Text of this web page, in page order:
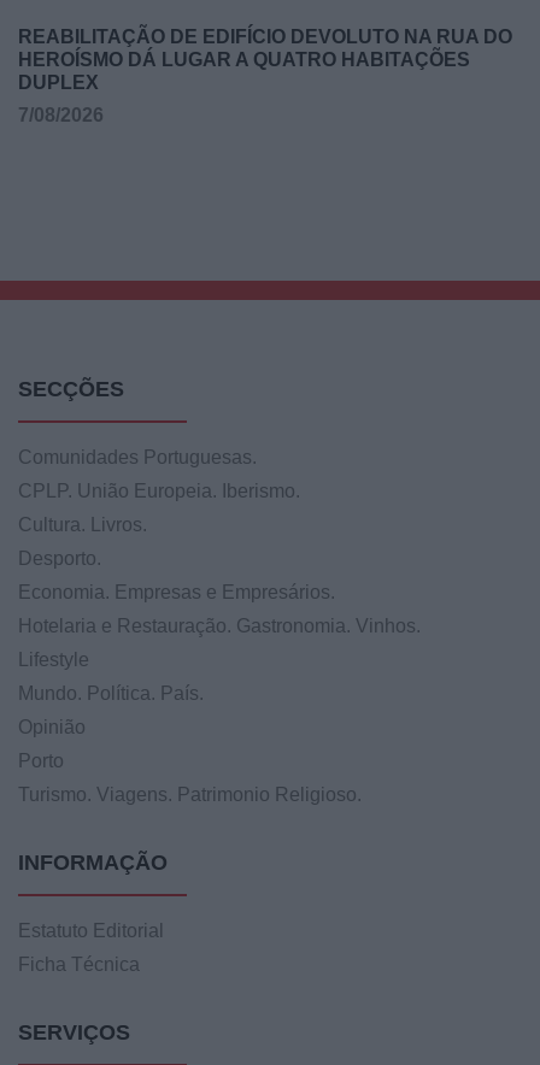
REABILITAÇÃO DE EDIFÍCIO DEVOLUTO NA RUA DO
HEROÍSMO DÁ LUGAR A QUATRO HABITAÇÕES
DUPLEX
7/08/2026
SECÇÕES
Comunidades Portuguesas.
CPLP. União Europeia. Iberismo.
Cultura. Livros.
Desporto.
Economia. Empresas e Empresários.
Hotelaria e Restauração. Gastronomia. Vinhos.
Lifestyle
Mundo. Política. País.
Opinião
Porto
Turismo. Viagens. Patrimonio Religioso.
INFORMAÇÃO
Estatuto Editorial
Ficha Técnica
SERVIÇOS